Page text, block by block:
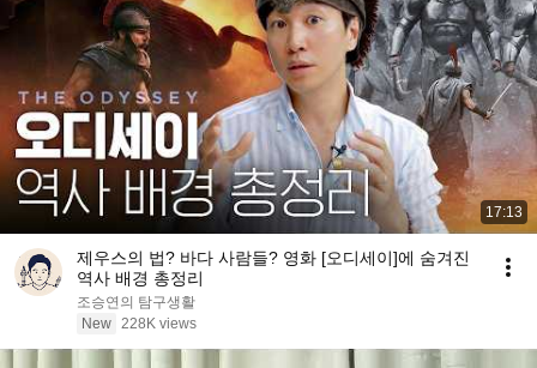
17:13
제우스의 법? 바다 사람들? 영화 [오디세이]에 숨겨진
역사 배경 총정리
조승연의 탐구생활
New 228K views